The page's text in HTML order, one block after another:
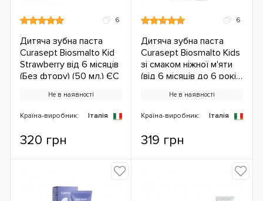
6
Дитяча зубна паста
Curasept Biosmalto Kid
Strawberry від 6 місяців
(Без фтору) (50 мл.) ЄС
Не в наявності
Країна-виробник: Італія
320 грн
6
Дитяча зубна паста
Curasept Biosmalto Kids
зі смаком ніжної м'яти
(від 6 місяців до 6 років)
Не в наявності
Країна-виробник: Італія
319 грн